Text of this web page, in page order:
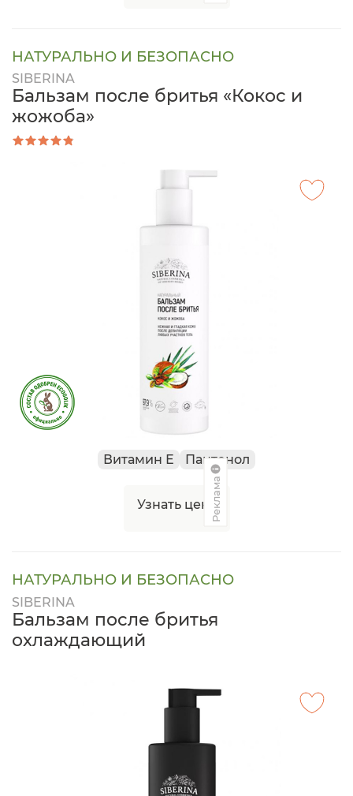
НАТУРАЛЬНО И БЕЗОПАСНО
SIBERINA
Бальзам после бритья «Кокос и
жожоба»
Витамин Е Пантенол
Узнать ценуРеклама
НАТУРАЛЬНО И БЕЗОПАСНО
SIBERINA
Бальзам после бритья
охлаждающий